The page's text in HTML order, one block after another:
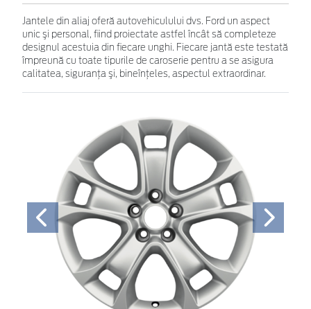
Jantele din aliaj oferă autovehiculului dvs. Ford un aspect
unic şi personal, fiind proiectate astfel încât să completeze
designul acestuia din fiecare unghi. Fiecare jantă este testată
împreună cu toate tipurile de caroserie pentru a se asigura
calitatea, siguranţa şi, bineînţeles, aspectul extraordinar.